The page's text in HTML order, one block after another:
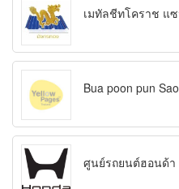
เมทัลชีทโคราช แ
Bua poon pun
ศูนย์รถยนต์ฮอนด้า